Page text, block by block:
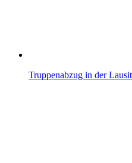
Truppenabzug in der